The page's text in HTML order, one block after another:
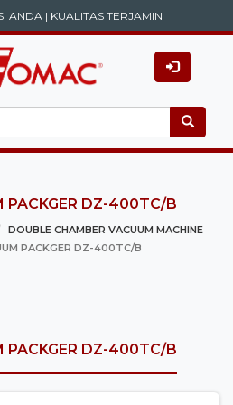
ANDA | KUALITAS TERJAMIN
PACKGER DZ-400TC/B
DOUBLE CHAMBER VACUUM MACHINE
PACKGER DZ-400TC/B
PACKGER DZ-400TC/B